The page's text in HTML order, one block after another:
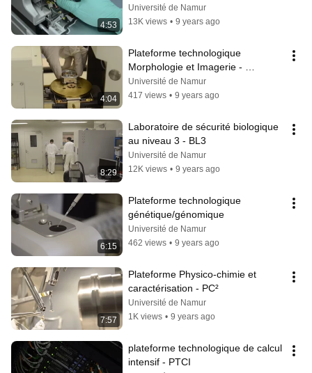
4:53
Université de Namur
13K views • 9 years ago
4:04
Plateforme technologique
Morphologie et Imagerie -
MorphIm
Université de Namur
417 views • 9 years ago
8:29
Laboratoire de sécurité biologique
au niveau 3 - BL3
Université de Namur
12K views • 9 years ago
6:15
Plateforme technologique
génétique/génomique
Université de Namur
462 views • 9 years ago
7:57
Plateforme Physico-chimie et
caractérisation - PC²
Université de Namur
1K views • 9 years ago
plateforme technologique de calcul
intensif - PTCI